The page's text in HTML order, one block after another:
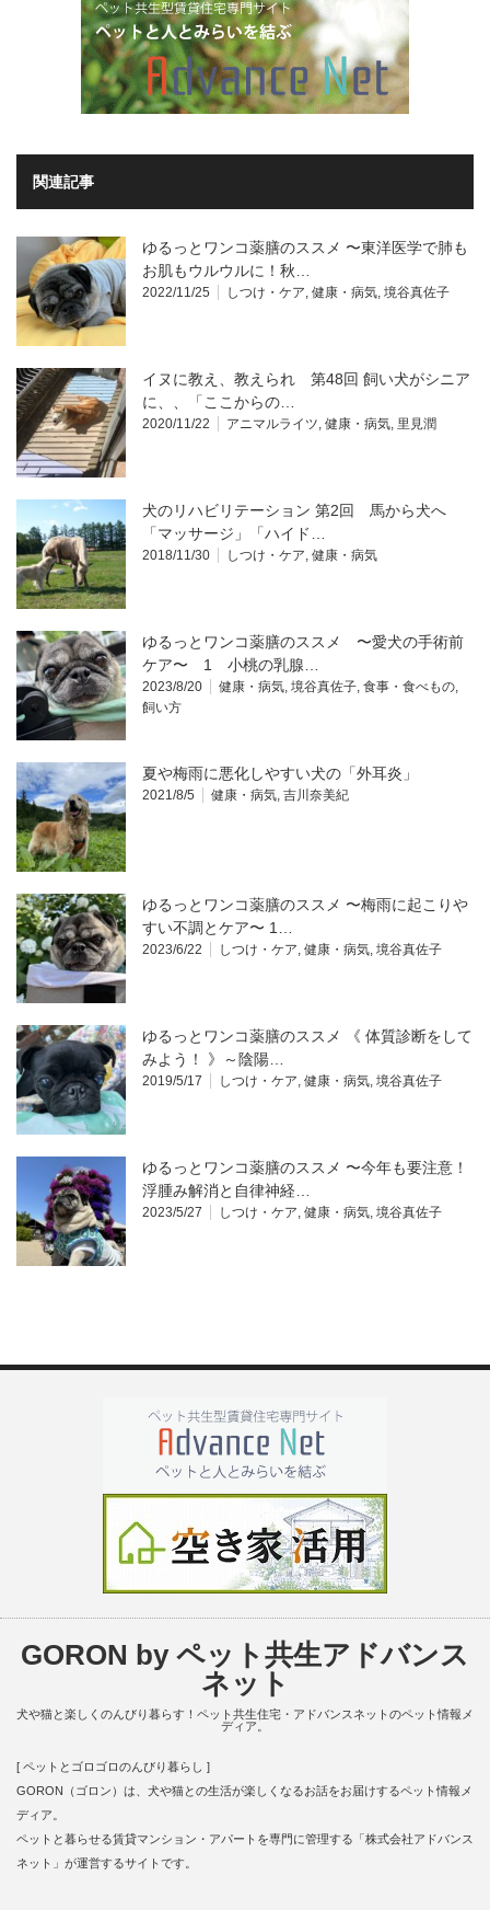
関連記事
ゆるっとワンコ薬膳のススメ 〜東洋医学で肺も
お肌もウルウルに！秋…
2022/11/25 しつけ・ケア, 健康・病気, 境谷真佐子
イヌに教え、教えられ 第48回 飼い犬がシニア
に、、「ここからの…
2020/11/22 アニマルライツ, 健康・病気, 里見潤
犬のリハビリテーション 第2回 馬から犬へ
「マッサージ」「ハイド…
2018/11/30 しつけ・ケア, 健康・病気
ゆるっとワンコ薬膳のススメ 〜愛犬の手術前
ケア〜 1 小桃の乳腺…
2023/8/20 健康・病気, 境谷真佐子, 食事・食べもの,
飼い方
夏や梅雨に悪化しやすい犬の「外耳炎」
2021/8/5 健康・病気, 吉川奈美紀
ゆるっとワンコ薬膳のススメ 〜梅雨に起こりや
すい不調とケア〜 1…
2023/6/22 しつけ・ケア, 健康・病気, 境谷真佐子
ゆるっとワンコ薬膳のススメ 《 体質診断をして
みよう！ 》～陰陽…
2019/5/17 しつけ・ケア, 健康・病気, 境谷真佐子
ゆるっとワンコ薬膳のススメ 〜今年も要注意！
浮腫み解消と自律神経…
2023/5/27 しつけ・ケア, 健康・病気, 境谷真佐子
GORON by ペット共生アドバンス
ネット
犬や猫と楽しくのんびり暮らす！ペット共生住宅・アドバンスネットのペット情報メ
ディア。
[ ペットとゴロゴロのんびり暮らし ]
GORON（ゴロン）は、犬や猫との生活が楽しくなるお話をお届けするペット情報メ
ディア。
ペットと暮らせる賃貸マンション・アパートを専門に管理する「株式会社アドバンス
ネット」が運営するサイトです。